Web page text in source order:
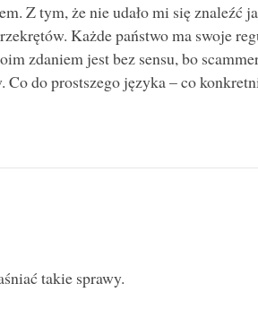
Z tym, że nie udało mi się znaleźć
Każde państwo ma swoje
zdaniem jest bez sensu, bo
Co do prostszego języka – co
takie sprawy.